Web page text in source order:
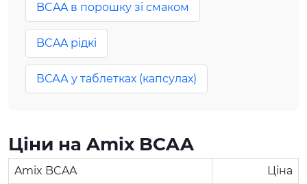
BCAA в порошку зі смаком
BCAA рідкі
ВСАА у таблетках (капсулах)
Ціни на Amix BCAA
Amix BCAA Ціна